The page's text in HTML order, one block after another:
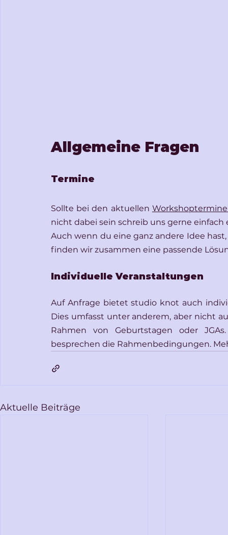
Allgemeine Fragen
Termine
Sollte bei den aktuellen
nicht dabei sein schreib uns gerne einfach
Auch wenn du eine ganz andere Idee
finden wir zusammen eine passende
Individuelle Veranstaltungen
Auf Anfrage bietet studio knot auch
Dies umfasst unter anderem, aber nicht
Rahmen von Geburtstagen oder
besprechen die Rahmenbedingungen.
Aktuelle Beiträge